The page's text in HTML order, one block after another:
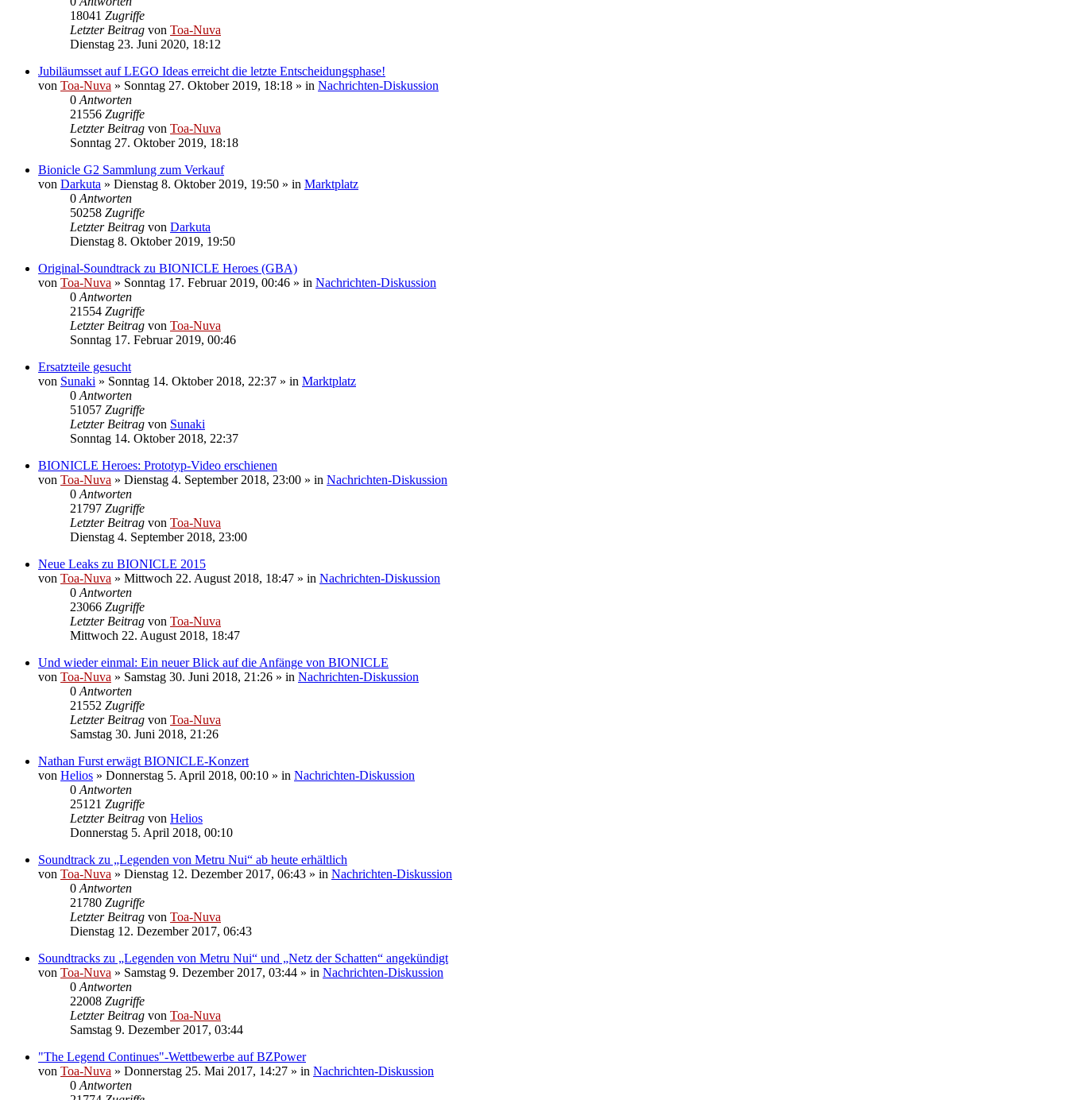
18041 Zugriffe
Letzter Beitrag von Toa-Nuva
Dienstag 23. Juni 2020, 18:12
Jubiläumsset auf LEGO Ideas erreicht die letzte Entscheidungsphase!
von Toa-Nuva » Sonntag 27. Oktober 2019, 18:18 » in Nachrichten-Diskussion
0 Antworten
21556 Zugriffe
Letzter Beitrag von Toa-Nuva
Sonntag 27. Oktober 2019, 18:18
Bionicle G2 Sammlung zum Verkauf
von Darkuta » Dienstag 8. Oktober 2019, 19:50 » in Marktplatz
0 Antworten
50258 Zugriffe
Letzter Beitrag von Darkuta
Dienstag 8. Oktober 2019, 19:50
Original-Soundtrack zu BIONICLE Heroes (GBA)
von Toa-Nuva » Sonntag 17. Februar 2019, 00:46 » in Nachrichten-Diskussion
0 Antworten
21554 Zugriffe
Letzter Beitrag von Toa-Nuva
Sonntag 17. Februar 2019, 00:46
Ersatzteile gesucht
von Sunaki » Sonntag 14. Oktober 2018, 22:37 » in Marktplatz
0 Antworten
51057 Zugriffe
Letzter Beitrag von Sunaki
Sonntag 14. Oktober 2018, 22:37
BIONICLE Heroes: Prototyp-Video erschienen
von Toa-Nuva » Dienstag 4. September 2018, 23:00 » in Nachrichten-Diskussion
0 Antworten
21797 Zugriffe
Letzter Beitrag von Toa-Nuva
Dienstag 4. September 2018, 23:00
Neue Leaks zu BIONICLE 2015
von Toa-Nuva » Mittwoch 22. August 2018, 18:47 » in Nachrichten-Diskussion
0 Antworten
23066 Zugriffe
Letzter Beitrag von Toa-Nuva
Mittwoch 22. August 2018, 18:47
Und wieder einmal: Ein neuer Blick auf die Anfänge von BIONICLE
von Toa-Nuva » Samstag 30. Juni 2018, 21:26 » in Nachrichten-Diskussion
0 Antworten
21552 Zugriffe
Letzter Beitrag von Toa-Nuva
Samstag 30. Juni 2018, 21:26
Nathan Furst erwägt BIONICLE-Konzert
von Helios » Donnerstag 5. April 2018, 00:10 » in Nachrichten-Diskussion
0 Antworten
25121 Zugriffe
Letzter Beitrag von Helios
Donnerstag 5. April 2018, 00:10
Soundtrack zu „Legenden von Metru Nui“ ab heute erhältlich
von Toa-Nuva » Dienstag 12. Dezember 2017, 06:43 » in Nachrichten-Diskussion
0 Antworten
21780 Zugriffe
Letzter Beitrag von Toa-Nuva
Dienstag 12. Dezember 2017, 06:43
Soundtracks zu „Legenden von Metru Nui“ und „Netz der Schatten“ angekündigt
von Toa-Nuva » Samstag 9. Dezember 2017, 03:44 » in Nachrichten-Diskussion
0 Antworten
22008 Zugriffe
Letzter Beitrag von Toa-Nuva
Samstag 9. Dezember 2017, 03:44
"The Legend Continues"-Wettbewerbe auf BZPower
von Toa-Nuva » Donnerstag 25. Mai 2017, 14:27 » in Nachrichten-Diskussion
0 Antworten